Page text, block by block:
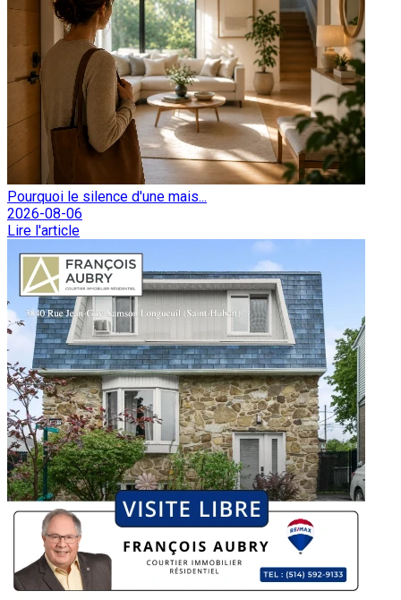
Pourquoi le silence d'une mais...
2026-08-06
Lire l'article